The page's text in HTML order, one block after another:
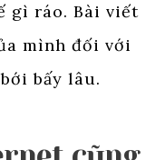
gì ráo. Bài viết
mình đối với
bấy lâu.